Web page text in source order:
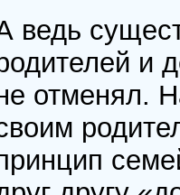
ведь
и
отменял.